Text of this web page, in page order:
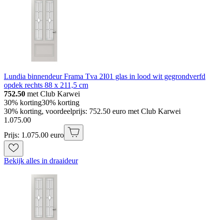
Lundia binnendeur Frama Tva 2I01 glas in lood wit gegrondverfd
opdek rechts 88 x 211,5 cm
752.50 met Club Karwei
30% korting30% korting
30% korting, voordeelprijs: 752.50 euro met Club Karwei
1 .075.00
Prijs: 1.075.00 euro
Bekijk alles in draaideur